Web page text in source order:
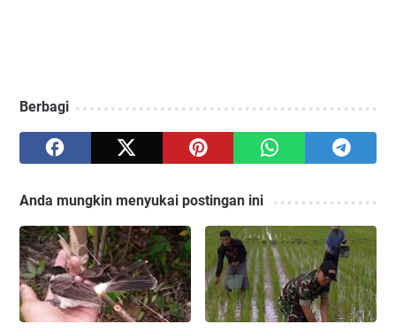
Berbagi
Anda mungkin menyukai postingan ini